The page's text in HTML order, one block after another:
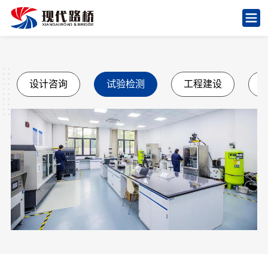
设计咨询 试验检测 工程建设